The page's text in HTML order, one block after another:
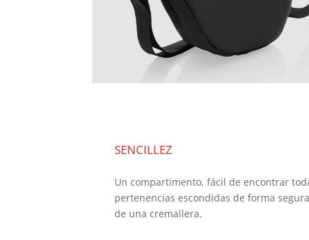
SENCILLEZ
Un compartimento, fácil de encontrar
pertenencias escondidas de forma
de una cremallera.